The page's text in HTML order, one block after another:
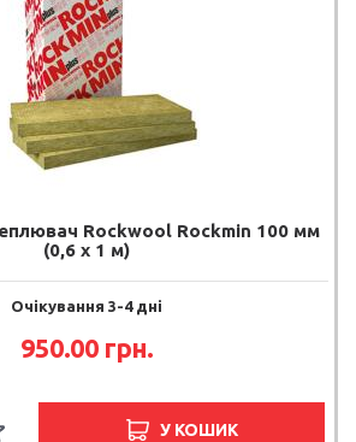
Rockwool Rockmin 100 мм
(0,6 х 1 м)
Очікування 3-4 дні
950.00 грн.
У КОШИК